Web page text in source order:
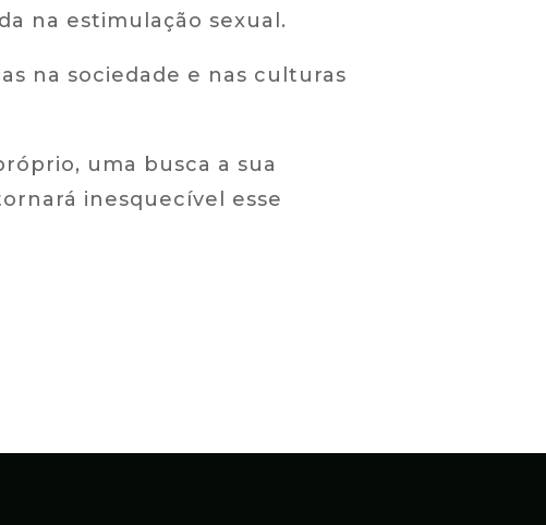
na estimulação sexual.
na sociedade e nas culturas
uma busca a sua
inesquecível esse